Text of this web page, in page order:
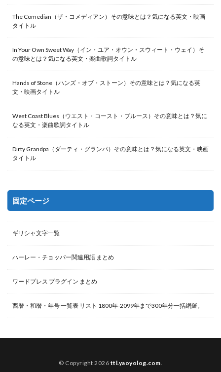
The Comedian（ザ・コメディアン）その意味とは？気になる英文・映画
タイトル
In Your Own Sweet Way（イン・ユア・オウン・スウィート・ウェイ）そ
の意味とは？気になる英文・楽曲歌詞タイトル
Hands of Stone（ハンズ・オブ・ストーン）その意味とは？気になる英
文・映画タイトル
West Coast Blues（ウエスト・コースト・ブルース）その意味とは？気に
なる英文・楽曲歌詞タイトル
Dirty Grandpa（ダーティ・グランパ）その意味とは？気になる英文・映画
タイトル
固定ページ
ギリシャ文字一覧
ハーレー・チョッパー関連用語 まとめ
ワードプレス プラグイン まとめ
西暦・和暦・年号 一覧表 リスト 1800年-2099年まで300年分一括網羅。
© Copyright 2026 ttl.yaoyolog.com.